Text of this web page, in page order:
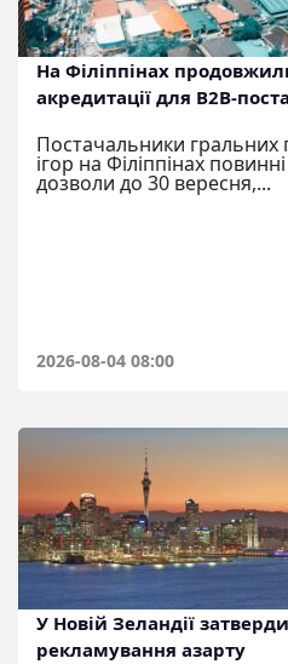
На Філіппінах
акредитації для B2B-
Постачальники гральних
ігор на Філіппінах
дозволи до 30 вересня,...
2026-08-04 08:00
У Новій Зеландії
рекламування азарту